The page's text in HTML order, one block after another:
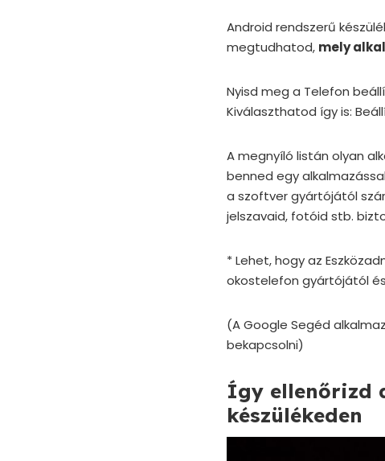
Android rendszerű
megtudhatod, mely
Nyisd meg a Telefon
Kiválaszthatod így is:
A megnyíló listán olyan
benned egy
a szoftver gyártójától
jelszavaid, fotóid stb.
* Lehet, hogy az
okostelefon gyártójától
(A Google Segéd
bekapcsolni)
Így ellenőrizd
készülékeden